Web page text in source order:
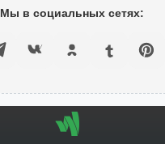
Мы в социальных сетях: